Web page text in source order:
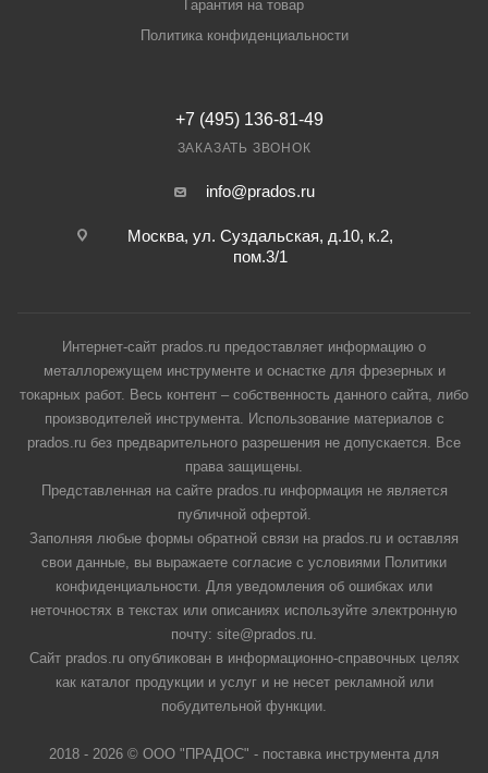
Гарантия на товар
Политика конфиденциальности
+7 (495) 136-81-49
ЗАКАЗАТЬ ЗВОНОК
info@prados.ru
Москва, ул. Суздальская, д.10, к.2,
пом.3/1
Интернет-сайт prados.ru предоставляет информацию о
металлорежущем инструменте и оснастке для фрезерных и
токарных работ. Весь контент – собственность данного сайта, либо
производителей инструмента. Использование материалов с
prados.ru без предварительного разрешения не допускается. Все
права защищены.
Представленная на сайте prados.ru информация не является
публичной офертой.
Заполняя любые формы обратной связи на prados.ru и оставляя
свои данные, вы выражаете согласие с условиями Политики
конфиденциальности. Для уведомления об ошибках или
неточностях в текстах или описаниях используйте электронную
почту: site@prados.ru.
Сайт prados.ru опубликован в информационно-справочных целях
как каталог продукции и услуг и не несет рекламной или
побудительной функции.
2018 - 2026 © ООО "ПРАДОС" - поставка инструмента для